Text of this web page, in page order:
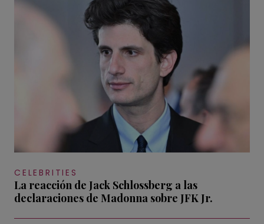
CELEBRITIES
La reacción de Jack Schlossberg a las
declaraciones de Madonna sobre JFK Jr.